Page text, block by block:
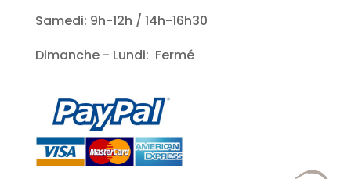
Samedi: 9h-12h / 14h-16h30
Dimanche - Lundi: Fermé